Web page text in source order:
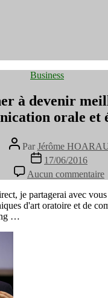
Catégories
Business
à devenir
orale et
Auteur
de
l’article
Par Jérôme
Date
l’article
17/06/2016
Aucun commentaire
à
je partagerai avec
d'art oratoire et de
…